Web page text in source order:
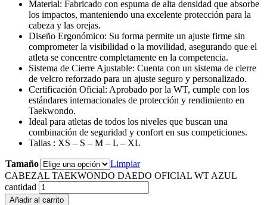
Material: Fabricado con espuma de alta densidad que absorbe
los impactos, manteniendo una excelente protección para la
cabeza y las orejas.​
Diseño Ergonómico: Su forma permite un ajuste firme sin
comprometer la visibilidad o la movilidad, asegurando que el
atleta se concentre completamente en la competencia.
Sistema de Cierre Ajustable: Cuenta con un sistema de cierre
de velcro reforzado para un ajuste seguro y personalizado.
Certificación Oficial: Aprobado por la WT, cumple con los
estándares internacionales de protección y rendimiento en
Taekwondo.
Ideal para atletas de todos los niveles que buscan una
combinación de seguridad y confort en sus competiciones.
Tallas : XS – S – M – L – XL
Tamaño
Limpiar
CABEZAL TAEKWONDO DAEDO OFICIAL WT AZUL
cantidad
Añadir al carrito